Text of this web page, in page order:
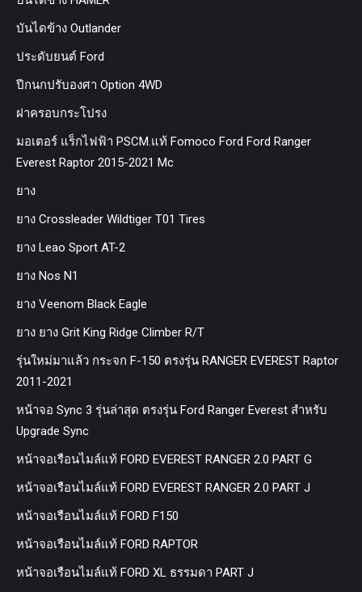
บันไดข้าง Outlander
ประดับยนต์ Ford
ปีกนกปรับองศา Option 4WD
ฝาครอบกระโปรง
มอเตอร์ แร็กไฟฟ้า PSCM.แท้ Fomoco Ford Ford Ranger
Everest Raptor 2015-2021 Mc
ยาง
ยาง Crossleader Wildtiger T01 Tires
ยาง Leao Sport AT-2
ยาง Nos N1
ยาง Veenom Black Eagle
ยาง ยาง Grit King Ridge Climber R/T
รุ่นใหม่มาแล้ว กระจก F-150 ตรงรุ่น RANGER EVEREST Raptor
2011-2021
หน้าจอ Sync 3 รุ่นล่าสุด ตรงรุ่น Ford Ranger Everest สำหรับ
Upgrade Sync
หน้าจอเรือนไมล์แท้ FORD EVEREST RANGER 2.0 PART G
หน้าจอเรือนไมล์แท้ FORD EVEREST RANGER 2.0 PART J
หน้าจอเรือนไมล์แท้ FORD F150
หน้าจอเรือนไมล์แท้ FORD RAPTOR
หน้าจอเรือนไมล์แท้ FORD XL ธรรมดา PART J